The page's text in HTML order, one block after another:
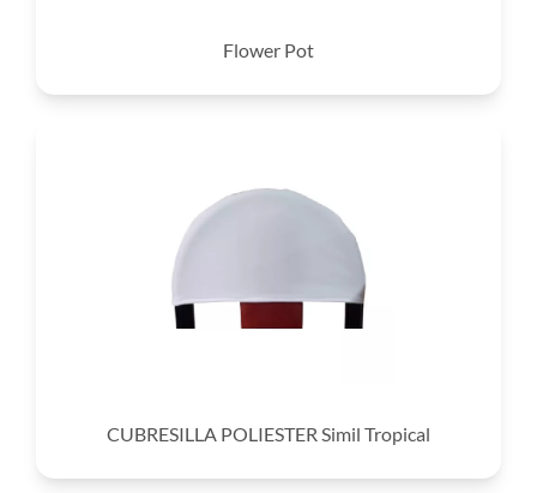
Flower Pot
CUBRESILLA POLIESTER Simil Tropical